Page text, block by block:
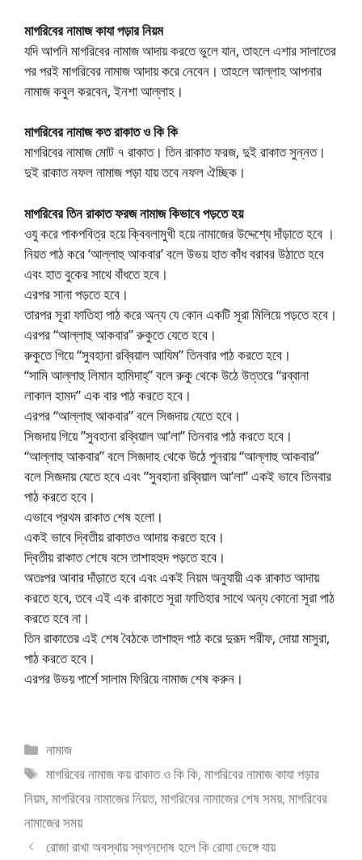
মাগরিবের নামাজ কাযা পড়ার নিয়ম
যদি আপনি মাগরিবের নামাজ আদায় করতে ভুলে যান, তাহলে এশার সালাতের
পর পরই মাগরিবের নামাজ আদায় করে নেবেন। তাহলে আল্লাহ আপনার
নামাজ কবুল করবেন, ইনশা আল্লাহ।
মাগরিবের নামাজ কত রাকাত ও কি কি
মাগরিবের নামাজ মোট ৭ রাকাত। তিন রাকাত ফরজ, দুই রাকাত সুন্নত।
দুই রাকাত নফল নামাজ পড়া যায় তবে নফল ঐচ্ছিক।
মাগরিবের তিন রাকাত ফরজ নামাজ কিভাবে পড়তে হয়
ওযু করে পাকপবিত্র হয়ে ক্বিবলামুখী হয়ে নামাজের উদ্দেশ্যে দাঁড়াতে হবে ‌।
নিয়ত পাঠ করে ‘আল্লাহু আকবার’ বলে উভয় হাত কাঁধ বরাবর উঠাতে হবে
এবং হাত বুকের সাথে বাঁধতে হবে।
এরপর সানা পড়তে হবে।
তারপর সূরা ফাতিহা পাঠ করে অন্য যে কোন একটি সূরা মিলিয়ে পড়তে হবে।
এরপর “আল্লাহু আকবার” রুকুতে যেতে হবে।
রুকুতে গিয়ে “সুবহানা রব্বিয়াল আযিম” তিনবার পাঠ করতে হবে।
“সামি আল্লাহু লিমান হামিদাহ্” বলে রুকু থেকে উঠে উত্তরে “রব্বানা
লাকাল হামদ” এক বার পাঠ করতে হবে।
এরপর “আল্লাহু আকবার” বলে সিজদায় যেতে হবে।
সিজদায় গিয়ে ”সুবহানা রব্বিয়াল আ’লা” তিনবার পাঠ করতে হবে।
“আল্লাহু আকবার” বলে সিজদাহ থেকে উঠে পুনরায় “আল্লাহু আকবার”
বলে সিজদায় যেতে হবে এবং ”সুবহানা রব্বিয়াল আ’লা” একই ভাবে তিনবার
পাঠ করতে হবে।
এভাবে প্রথম রাকাত শেষ হলো।
একই ভাবে দ্বিতীয় রাকাতও আদায় করতে হবে।
দ্বিতীয় রাকাত শেষে বসে তাশাহহুদ পড়তে হবে।
অতঃপর আবার দাঁড়াতে হবে এবং একই নিয়ম অনুযায়ী এক রাকাত আদায়
করতে হবে, তবে এই এক রাকাতে সূরা ফাতিহার সাথে অন্য কোনো সূরা পাঠ
করতে হবে না।
তিন রাকাতের এই শেষ বৈঠকে তাশাহুদ পাঠ করে দুরূদ শরীফ, দোয়া মাসুরা,
পাঠ করতে হবে।
এরপর উভয় পার্শে সালাম ফিরিয়ে নামাজ শেষ করুন।
নামাজ
মাগরিবের নামাজ কয় রাকাত ও কি কি,মাগরিবের নামাজ কাযা পড়ার
নিয়ম, মাগরিবের নামাজের নিয়ত, মাগরিবের নামাজের শেষ সময়, মাগরিবের
নামাজের সময়
রোজা রাখা অবস্থায় স্বপ্নদোষ হলে কি রোযা ভেঙ্গে যায়